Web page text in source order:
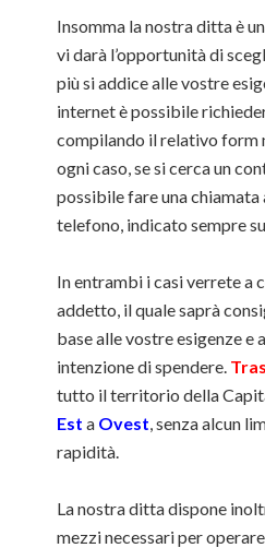
Insomma la nostra ditta è
vi darà l’opportunità di
più si addice alle vostre
internet è possibile
compilando il relativo form
ogni caso, se si cerca un
possibile fare una
telefono, indicato sempre
In entrambi i casi verrete a
addetto, il quale saprà
base alle vostre esigenze e
intenzione di spendere.
tutto il territorio della
Est a Ovest, senza alcun
rapidità.
La nostra ditta dispone
mezzi necessari per